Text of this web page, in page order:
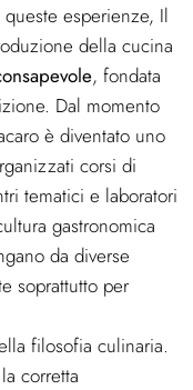
esperienze, Il
della cucina
, fondata
Dal momento
è diventato uno
corsi di
tematici e laboratori
gastronomica
da diverse
soprattutto per
filosofia culinaria.
corretta